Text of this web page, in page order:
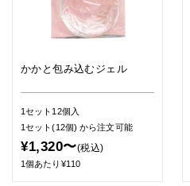
かかと包み込むジェル
1セット12個入
1セット(12個)から注文可能
¥1,320〜(税込)
1個あたり¥110